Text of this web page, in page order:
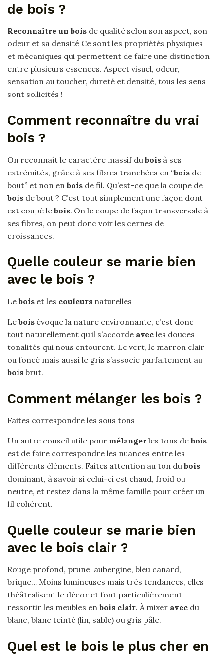
de bois ?
Reconnaître un bois de qualité selon son aspect, son
odeur et sa densité Ce sont les propriétés physiques
et mécaniques qui permettent de faire une distinction
entre plusieurs essences. Aspect visuel, odeur,
sensation au toucher, dureté et densité, tous les sens
sont sollicités !
Comment reconnaître du vrai
bois ?
On reconnaît le caractère massif du bois à ses
extrémités, grâce à ses fibres tranchées en “bois de
bout” et non en bois de fil. Qu’est-ce que la coupe de
bois de bout ? C’est tout simplement une façon dont
est coupé le bois. On le coupe de façon transversale à
ses fibres, on peut donc voir les cernes de
croissances.
Quelle couleur se marie bien
avec le bois ?
Le bois et les couleurs naturelles
Le bois évoque la nature environnante, c’est donc
tout naturellement qu’il s’accorde avec les douces
tonalités qui nous entourent. Le vert, le marron clair
ou foncé mais aussi le gris s’associe parfaitement au
bois brut.
Comment mélanger les bois ?
Faites correspondre les sous tons
Un autre conseil utile pour mélanger les tons de bois
est de faire correspondre les nuances entre les
différents éléments. Faites attention au ton du bois
dominant, à savoir si celui-ci est chaud, froid ou
neutre, et restez dans la même famille pour créer un
fil cohérent.
Quelle couleur se marie bien
avec le bois clair ?
Rouge profond, prune, aubergine, bleu canard,
brique… Moins lumineuses mais très tendances, elles
théâtralisent le décor et font particulièrement
ressortir les meubles en bois clair. À mixer avec du
blanc, blanc teinté (lin, sable) ou gris pâle.
Quel est le bois le plus cher en